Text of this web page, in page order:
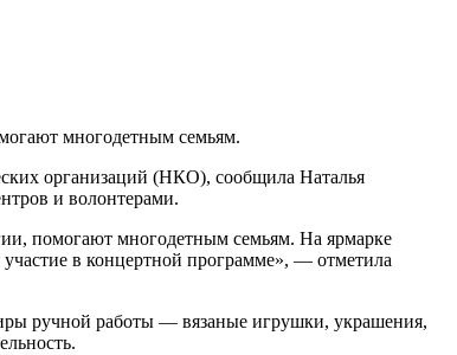
многодетным семьям.
организаций (НКО), сообщила Наталья
и волонтерами.
помогают многодетным семьям. На ярмарке
в концертной программе», — отметила
ручной работы — вязаные игрушки, украшения,